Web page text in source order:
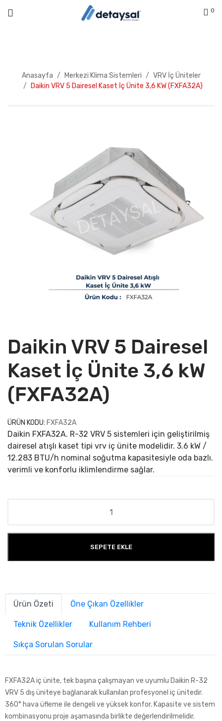
0
Anasayfa Merkezi Klima Sistemleri
VRV İç Üniteler
Daikin VRV 5 Dairesel Kaset İç Ünite 3,6 KW (FXFA32A)
Daikin VRV 5 Dairesel
Kaset İç Ünite 3,6 kW
(FXFA32A)
ÜRÜN KODU: FXFA32A
Daikin FXFA32A. R-32 VRV 5 sistemleri için geliştirilmiş
dairesel atışlı kaset tipi vrv iç ünite modelidir. 3.6 kW /
12.283 BTU/h nominal soğutma kapasitesiyle oda bazlı.
verimli ve konforlu iklimlendirme sağlar.
SEPETE EKLE
Ürün Özeti Öne Çıkan Özellikler
Teknik Özellikler Kullanım Rehberi
Sıkça Sorulan Sorular
FXFA32A iç ünite, tek başına çalışmayan ve uyumlu Daikin R-32
VRV 5 dış üniteye bağlanarak kullanılan profesyonel iç ünitedir.
360° hava üfleme ile dengeli ve yüksek konfor. Kapasite ve sistem
kombinasyonu proje aşamasında birlikte değerlendirilmelidir.